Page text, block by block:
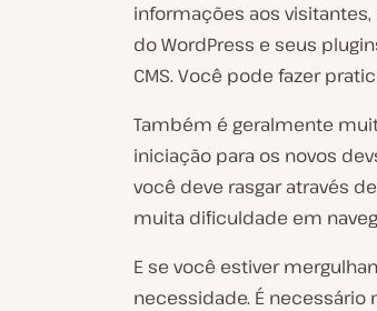
informações aos
do WordPress e seus
CMS. Você pode fazer
Também é geralmente
iniciação para os novos
você deve rasgar através
muita dificuldade em
E se você estiver
necessidade. É necessário